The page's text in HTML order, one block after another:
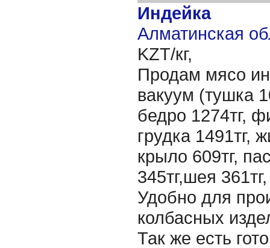
Индейка
Алматинская
KZT/кг,
Продам мясо
вакуум (тушка
бедро 1274тг,
грудка 1491тг,
крыло 609тг,
345тг,шея
Удобно для
колбасных
Так же есть